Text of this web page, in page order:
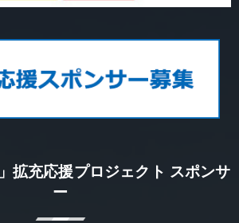
拡充応援プロジェクト スポンサ
ー